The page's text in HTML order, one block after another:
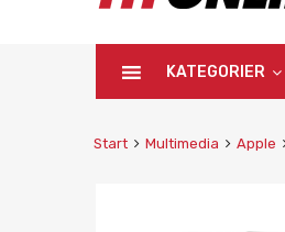
KATEGORIER
Start Multimedia Apple